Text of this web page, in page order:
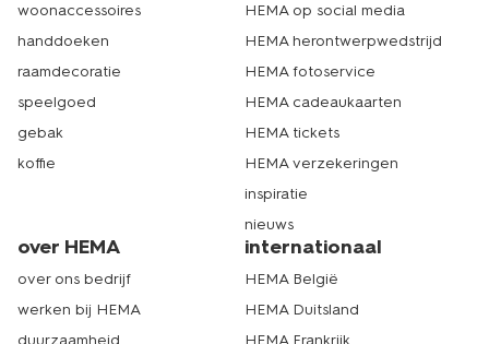
woonaccessoires
handdoeken
raamdecoratie
speelgoed
gebak
koffie
HEMA op social media
HEMA herontwerpwedstrijd
HEMA fotoservice
HEMA cadeaukaarten
HEMA tickets
HEMA verzekeringen
inspiratie
nieuws
over HEMA
over ons bedrijf
werken bij HEMA
duurzaamheid
internationaal
HEMA België
HEMA Duitsland
HEMA Frankrijk